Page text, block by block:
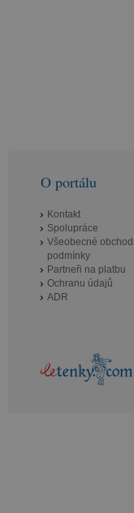
O portálu
Kontakt
Spolupráce
Všeobecné
podmínky
Partneři na platbu
Ochranu údajů
ADR